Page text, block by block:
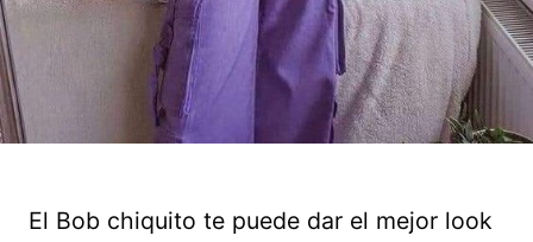
El Bob chiquito te puede dar el mejor look